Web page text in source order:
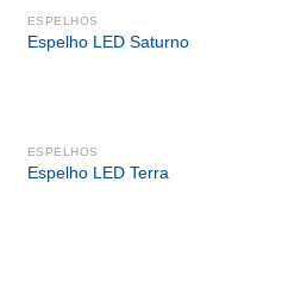
ESPELHOS
Espelho LED Saturno
ESPELHOS
Espelho LED Terra